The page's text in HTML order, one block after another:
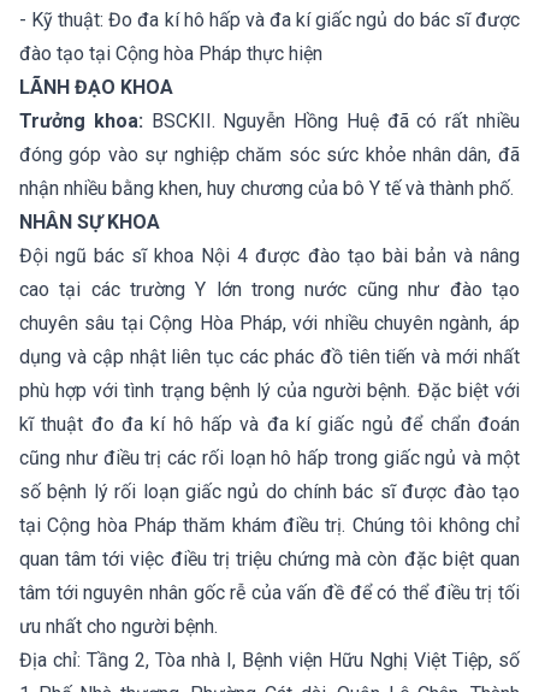
- Kỹ thuật: Đo đa kí hô hấp và đa kí giấc ngủ do bác sĩ được
đào tạo tại Cộng hòa Pháp thực hiện
LÃNH ĐẠO KHOA
Trưởng khoa: BSCKII. Nguyễn Hồng Huệ đã có rất nhiều
đóng góp vào sự nghiệp chăm sóc sức khỏe nhân dân, đã
nhận nhiều bằng khen, huy chương của bô Y tế và thành phố.
NHÂN SỰ KHOA
Đội ngũ bác sĩ khoa Nội 4 được đào tạo bài bản và nâng
cao tại các trường Y lớn trong nước cũng như đào tạo
chuyên sâu tại Cộng Hòa Pháp, với nhiều chuyên ngành, áp
dụng và cập nhật liên tục các phác đồ tiên tiến và mới nhất
phù hợp với tình trạng bệnh lý của người bệnh. Đặc biệt với
kĩ thuật đo đa kí hô hấp và đa kí giấc ngủ để chẩn đoán
cũng như điều trị các rối loạn hô hấp trong giấc ngủ và một
số bệnh lý rối loạn giấc ngủ do chính bác sĩ được đào tạo
tại Cộng hòa Pháp thăm khám điều trị. Chúng tôi không chỉ
quan tâm tới việc điều trị triệu chứng mà còn đặc biệt quan
tâm tới nguyên nhân gốc rễ của vấn đề để có thể điều trị tối
ưu nhất cho người bệnh.
Địa chỉ: Tầng 2, Tòa nhà I, Bệnh viện Hữu Nghị Việt Tiệp, số